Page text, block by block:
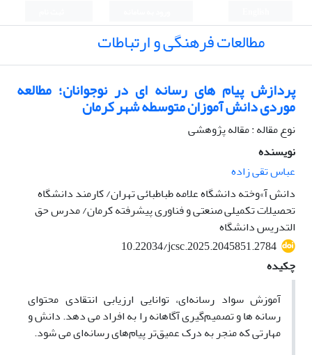
مطالعات فرهنگی و ارتباطات
پردازش پیام های رسانه ای در نوجوانان؛ مطالعه
موردی دانش آموزان متوسطه شهر کرمان
نوع مقاله : مقاله پژوهشی
نویسنده
عباس تقی زاده
دانش آ»وخته دانشگاه علامه طباطبائی تهران/ کارمند دانشگاه
تحصیلات تکمیلی صنعتی و فناوری پیشرفته کرمان/ مدرس حق
التدریس دانشگاه
10.22034/jcsc.2025.2045851.2784
چکیده
آموزش سواد رسانه‌ای، توانایی ارزیابی انتقادی محتوای
رسانه ها و تصمیم‌گیری آگاهانه را به افراد می دهد. دانش و
مهارتی که منجر به درک عمیق‌تر پیام‌های رسانه‌ای می شود.